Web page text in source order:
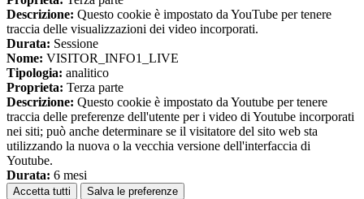
Descrizione: Questo cookie è impostato da YouTube per tenere
traccia delle visualizzazioni dei video incorporati.
Durata: Sessione
Nome: VISITOR_INFO1_LIVE
Tipologia: analitico
Proprieta: Terza parte
Descrizione: Questo cookie è impostato da Youtube per tenere
traccia delle preferenze dell'utente per i video di Youtube incorporati
nei siti; può anche determinare se il visitatore del sito web sta
utilizzando la nuova o la vecchia versione dell'interfaccia di
Youtube.
Durata: 6 mesi
Accetta tutti Salva le preferenze